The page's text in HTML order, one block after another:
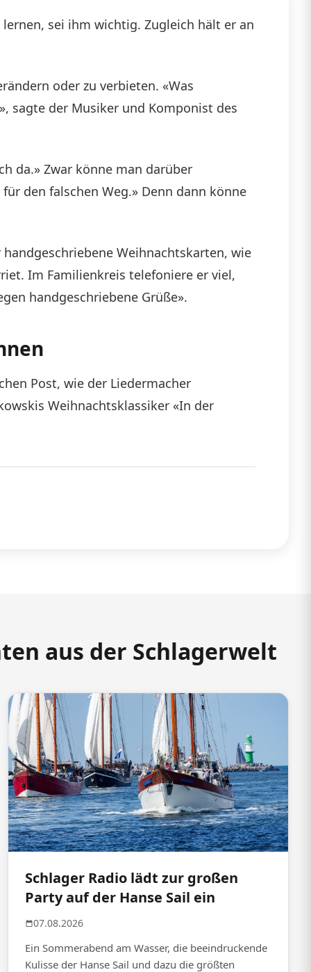
sei ihm wichtig. Zugleich hält er an
oder zu verbieten. «Was
sagte der Musiker und Komponist des
da.» Zwar könne man darüber
den falschen Weg.» Denn dann könne
Weihnachtskarten, wie
Im Familienkreis telefoniere er viel,
handgeschriebene Grüße».
Post, wie der Liedermacher
Weihnachtsklassiker «In der
aus der Schlagerwelt
Schlager Radio lädt zur großen
Party auf der Hanse Sail ein
07.08.2026
Ein Sommerabend am Wasser, die beeindruckende
Kulisse der Hanse Sail und dazu die größten